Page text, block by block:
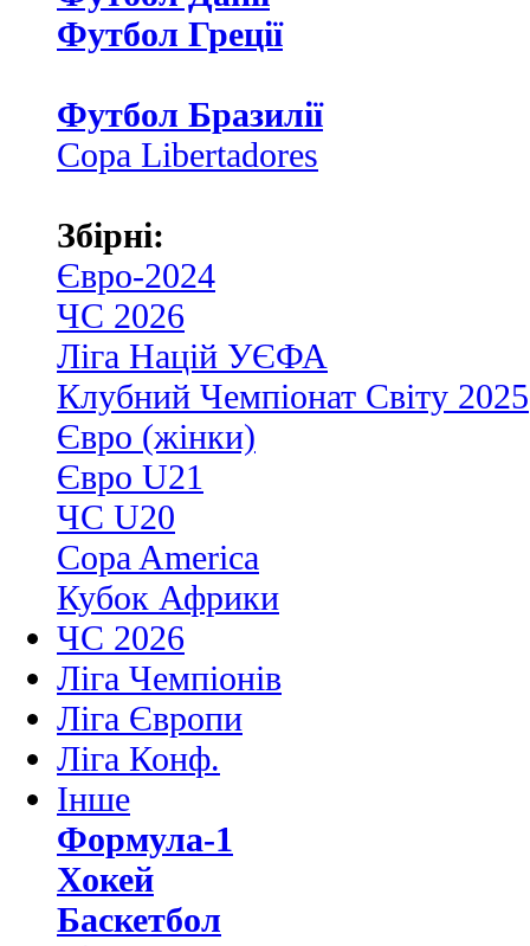
Футбол Греції
Футбол Бразилії
Copa Libertadores
Збірні:
Євро-2024
ЧС 2026
Ліга Націй УЄФА
Клубний Чемпіонат Світу 2025
Євро (жінки)
Євро U21
ЧС U20
Copa America
Кубок Африки
ЧС 2026
Ліга Чемпіонів
Ліга Європи
Ліга Конф.
Інше
Формула-1
Хокей
Баскетбол